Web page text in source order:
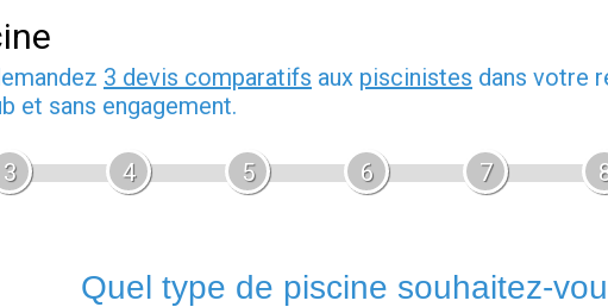
3 devis comparatifs aux piscinistes dans votre
et sans engagement.
3 4 5 6 7
Quel type de piscine souhaitez-